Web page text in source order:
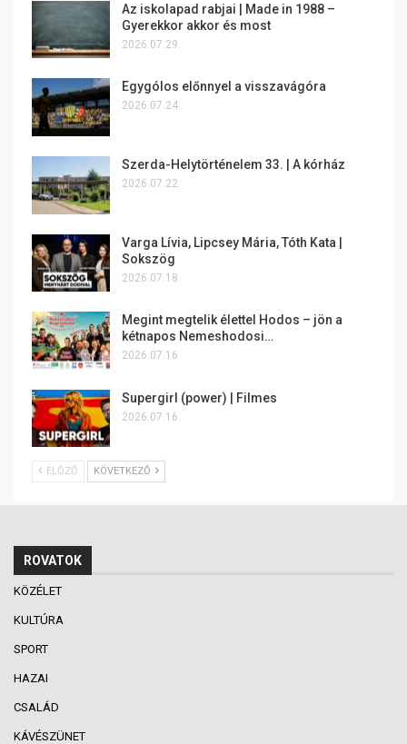
Az iskolapad rabjai | Made in 1988 –
Gyerekkor akkor és most
2026.07.29.
Egygólos előnnyel a visszavágóra
2026.07.24.
Szerda-Helytörténelem 33. | A kórház
2026.07.22.
Varga Lívia, Lipcsey Mária, Tóth Kata |
Sokszög
2026.07.18.
Megint megtelik élettel Hodos – jön a
kétnapos Nemeshodosi…
2026.07.16.
Supergirl (power) | Filmes
2026.07.16.
ELŐZŐ KÖVETKEZŐ
ROVATOK
KÖZÉLET
KULTÚRA
SPORT
HAZAI
CSALÁD
KÁVÉSZÜNET